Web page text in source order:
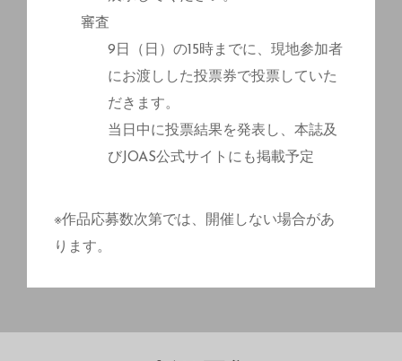
審査
9日（日）の15時までに、現地参加者
にお渡しした投票券で投票していた
だきます。
当日中に投票結果を発表し、本誌及
びJOAS公式サイトにも掲載予定
※作品応募数次第では、開催しない場合があ
ります。